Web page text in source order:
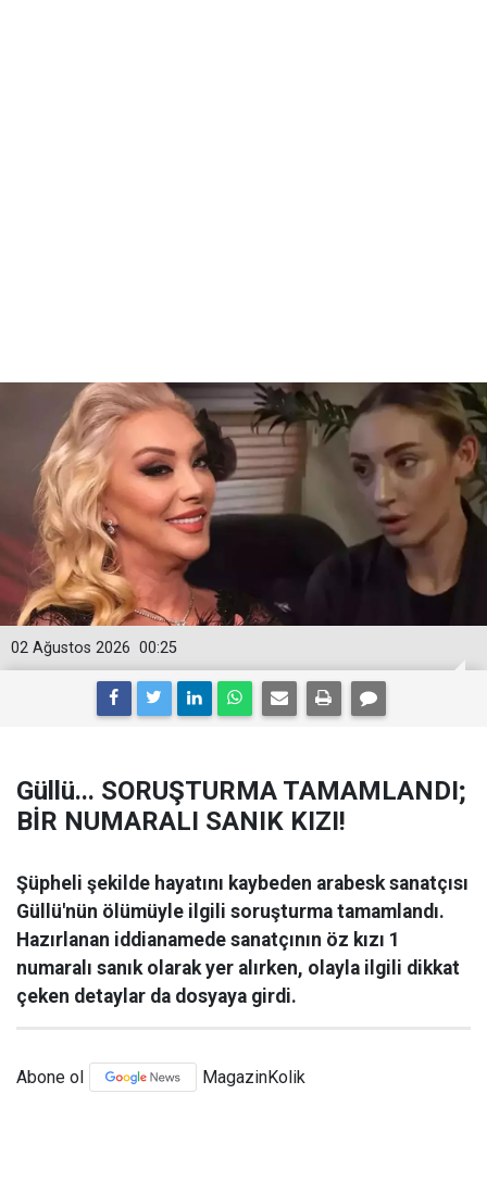
00:25
02 Ağustos 2026
Güllü... SORUŞTURMA TAMAMLANDI;
BİR NUMARALI SANIK KIZI!
Şüpheli şekilde hayatını kaybeden arabesk sanatçısı
Güllü'nün ölümüyle ilgili soruşturma tamamlandı.
Hazırlanan iddianamede sanatçının öz kızı 1
numaralı sanık olarak yer alırken, olayla ilgili dikkat
çeken detaylar da dosyaya girdi.
Abone ol MagazinKolik